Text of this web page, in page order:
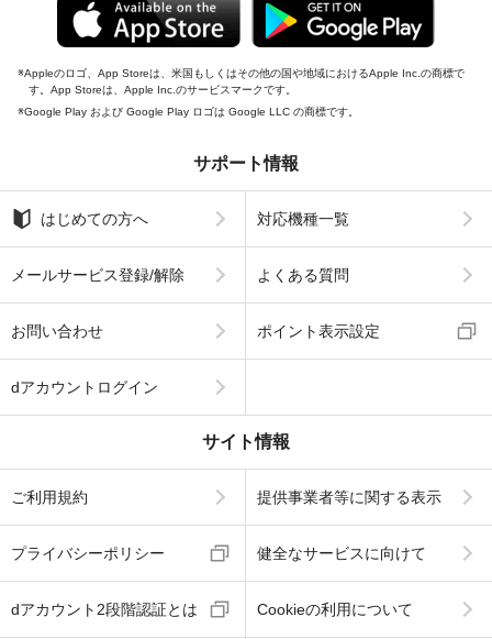
Appleのロゴ、App Storeは、米国もしくはその他の国や地域におけるApple Inc.の商標で
す。App Storeは、Apple Inc.のサービスマークです。
Google Play および Google Play ロゴは Google LLC の商標です。
サポート情報
はじめての方へ 対応機種一覧
メールサービス登録/解除 よくある質問
お問い合わせ ポイント表示設定
dアカウントログイン
サイト情報
ご利用規約 提供事業者等に関する表示
プライバシーポリシー 健全なサービスに向けて
dアカウント2段階認証とは Cookieの利用について